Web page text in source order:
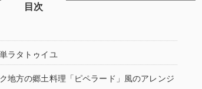
目次
ラタトゥイユ
地方の郷土料理「ピペラード」風のアレンジ